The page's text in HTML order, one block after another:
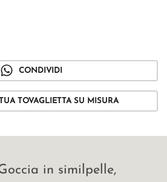
CONDIVIDI
TOVAGLIETTA SU MISURA
in similpelle,